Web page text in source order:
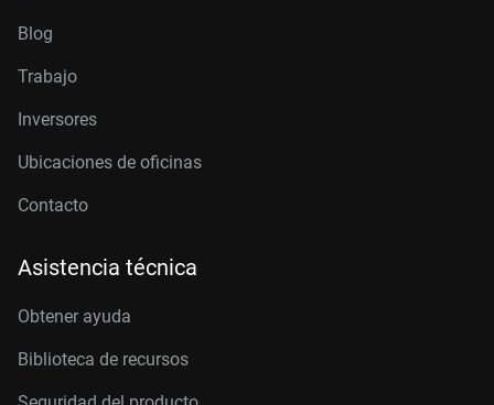
Blog
Trabajo
Inversores
Ubicaciones de oficinas
Contacto
Asistencia técnica
Obtener ayuda
Biblioteca de recursos